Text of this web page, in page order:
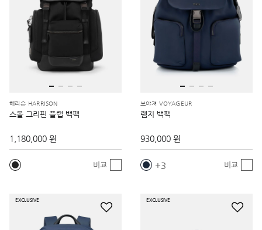
해리슨 HARRISON
스몰 그리핀 플랩 백팩
1,180,000 원
비교
보야져 VOYAGEUR
램지 백팩
930,000 원
3 비교
EXCLUSIVE EXCLUSIVE